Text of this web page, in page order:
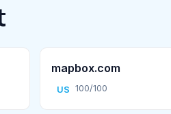
mapbox.com
US 100/100